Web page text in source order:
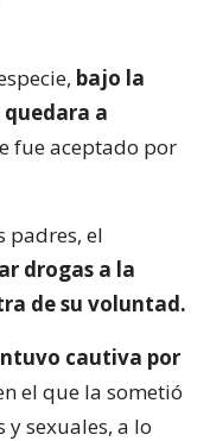
bajo la
a
fue aceptado por
padres, el
drogas a la
de su voluntad.
cautiva por
el que la sometió
y sexuales, a lo